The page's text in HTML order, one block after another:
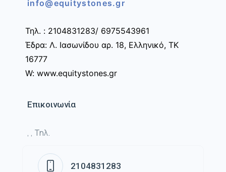
info@equitystones.gr
Τηλ. : 2104831283/ 6975543961
Έδρα: Λ. Ιασωνίδου αρ. 18, Ελληνικό, ΤΚ
16777
W: www.equitystones.gr
Επικοινωνία
, , Τηλ.
2104831283